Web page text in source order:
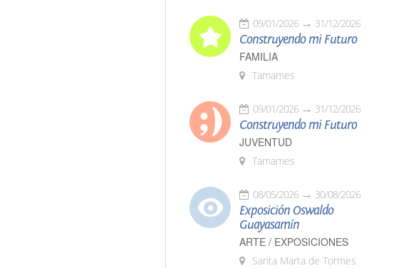
09/01/2026 31/12/2026
Construyendo mi Futuro
FAMILIA
Tamames
09/01/2026 31/12/2026
Construyendo mi Futuro
JUVENTUD
Tamames
08/05/2026 30/08/2026
Exposición Oswaldo
Guayasamín
ARTE / EXPOSICIONES
Santa Marta de Tormes